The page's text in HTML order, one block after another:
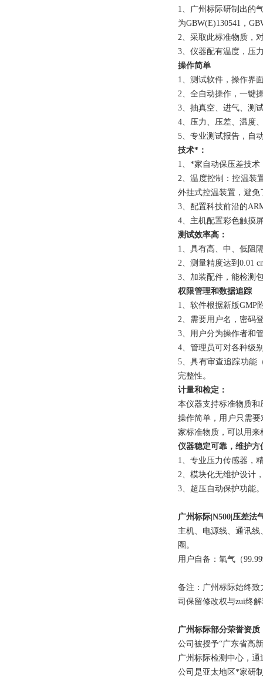
1、广州标际研制出的
为GBW(E)130541，
2、采取此标准物质，
3、仪器配有温度，压
操作简单
1、测试软件，操作界
2、全自动操作，一键
3、抽真空、进气、测
4、压力、压差、温度
5、专业测试报告，自
技术*：
1、*家自动保压差技
2、温度控制：控温装
外挂式控温装置，避
3、配置科技前沿的
4、主机配置彩色触摸
测试效率高：
1、具有高、中、低阻
2、测量精度达到0.01
3、加装配件，能检测
权限管理和数据追踪
1、软件根据新版GMP
2、需要用户名，密码
3、用户分为操作者和
4、管理员可对各种级
5、具有审查追踪功能
完整性。
计量和检定：
本仪器支持标准物质
操作简单，用户只需
家标准物质，可以用
仪器稳定可靠，维护方
1、专业压力传感器，
2、模块化无维护设计
3、超压自动保护功能
广州标际|N500|压差法
主机、电源线、通讯
圈。
用户自备：氧气（
备注：广州标际始终
司保留修改权与zui终
广州标际部分荣誉资质
公司被授予“广东省高
广州标际检测中心，
公司是亚太地区*家研